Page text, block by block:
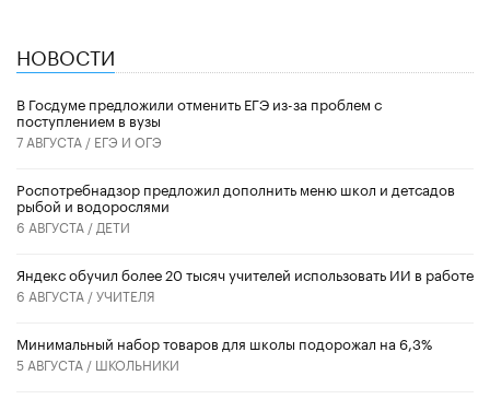
НОВОСТИ
В Госдуме предложили отменить ЕГЭ из-за проблем с
поступлением в вузы
7 АВГУСТА / ЕГЭ И ОГЭ
Роспотребнадзор предложил дополнить меню школ и детсадов
рыбой и водорослями
6 АВГУСТА / ДЕТИ
​Яндекс обучил более 20 тысяч учителей использовать ИИ в работе
6 АВГУСТА /УЧИТЕЛЯ
Минимальный набор товаров для школы подорожал на 6,3%
5 АВГУСТА / ШКОЛЬНИКИ